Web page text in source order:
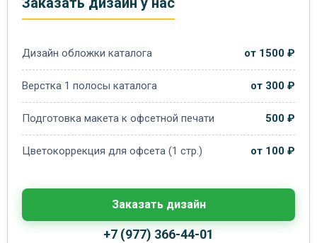
Дизайн обложки каталога от 1500 ₽
Верстка 1 полосы каталога от 300 ₽
Подготовка макета к офсетной печати 500 ₽
Цветокоррекция для офсета (1 стр.) от 100 ₽
Заказать дизайн
+7 (977) 366-44-01